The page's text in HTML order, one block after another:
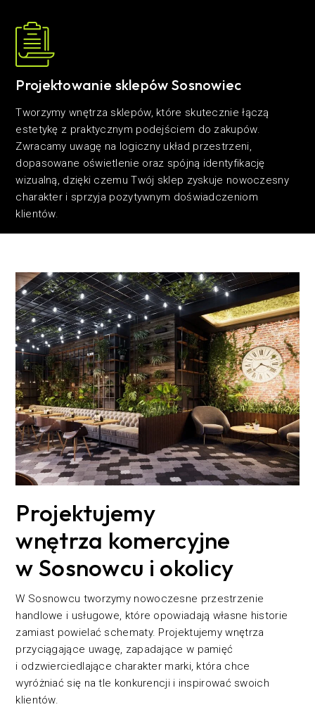
Projektowanie sklepów Sosnowiec
Tworzymy wnętrza sklepów, które skutecznie łączą
estetykę z praktycznym podejściem do zakupów.
Zwracamy uwagę na logiczny układ przestrzeni,
dopasowane oświetlenie oraz spójną identyfikację
wizualną, dzięki czemu Twój sklep zyskuje nowoczesny
charakter i sprzyja pozytywnym doświadczeniom
klientów.
Projektujemy
wnętrza komercyjne
w Sosnowcu i okolicy
W Sosnowcu tworzymy nowoczesne przestrzenie
handlowe i usługowe, które opowiadają własne historie
zamiast powielać schematy. Projektujemy wnętrza
przyciągające uwagę, zapadające w pamięć
i odzwierciedlające charakter marki, która chce
wyróżniać się na tle konkurencji i inspirować swoich
klientów.